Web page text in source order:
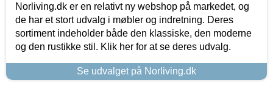
Norliving.dk er en relativt ny webshop på markedet, og
de har et stort udvalg i møbler og indretning. Deres
sortiment indeholder både den klassiske, den moderne
og den rustikke stil. Klik her for at se deres udvalg.
Se udvalget på Norliving.dk